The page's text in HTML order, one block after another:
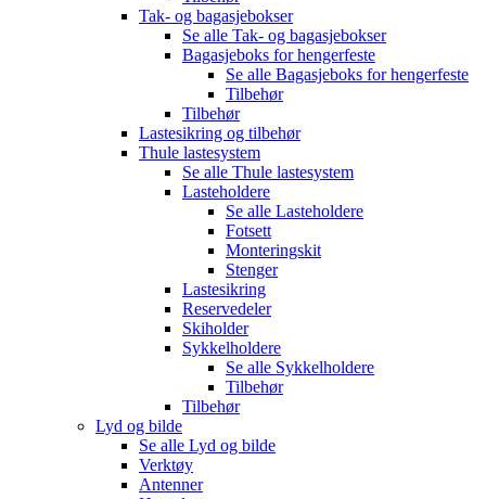
Tak- og bagasjebokser
Se alle Tak- og bagasjebokser
Bagasjeboks for hengerfeste
Se alle Bagasjeboks for hengerfeste
Tilbehør
Tilbehør
Lastesikring og tilbehør
Thule lastesystem
Se alle Thule lastesystem
Lasteholdere
Se alle Lasteholdere
Fotsett
Monteringskit
Stenger
Lastesikring
Reservedeler
Skiholder
Sykkelholdere
Se alle Sykkelholdere
Tilbehør
Tilbehør
Lyd og bilde
Se alle Lyd og bilde
Verktøy
Antenner